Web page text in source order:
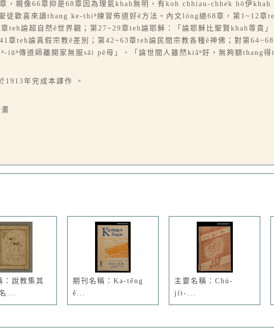
，親像66章抑是68章因為理氣khah無明，有koh chhiau-chhe̍k hō͘伊
徒歡喜來讀thang ke-thiⁿ練習佈道好ê方法。內文lóng總68章，第1~12章
teh論超自然ê世界觀；第27~29章teh論耶穌：「論耶穌比聖賢khah尊貴
章teh論真假宗教ê差別；第42~63章teh論民間宗教各種ê神佛；對第
iūⁿ傳道師離開家無服sāi pē母」、「論世間人雖然kiâⁿ好，無夠額thang
1913年完成本譯作 。
：說教集其
...
期刊名稱：Ka-têng
ê...
主要名稱：Chú-
ji̍t-...